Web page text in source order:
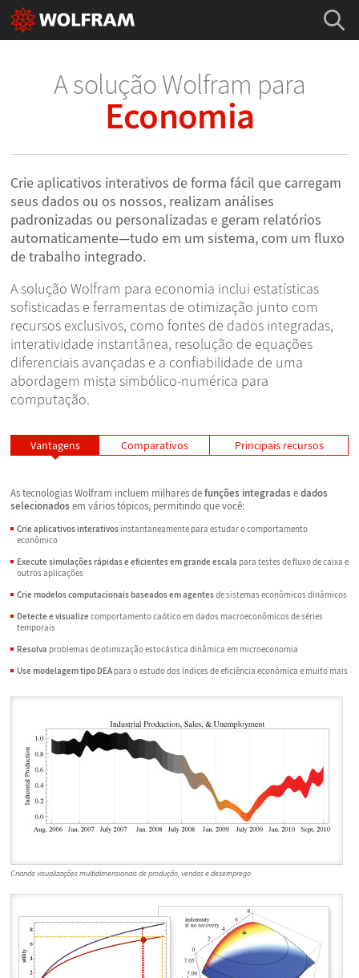
A solução Wolfram para
Economia
Crie aplicativos interativos de forma fácil que carregam
seus dados ou os nossos, realizam análises
padronizadas ou personalizadas e geram relatórios
automaticamente—tudo em um sistema, com um fluxo
de trabalho integrado.
A solução Wolfram para economia inclui estatísticas
sofisticadas e ferramentas de otimização junto com
recursos exclusivos, como fontes de dados integradas,
interatividade instantânea, resolução de equações
diferenciais avançadas e a confiabilidade de uma
abordagem mista simbólico-numérica para
computação.
Vantagens Comparativos Principais recursos
As tecnologias Wolfram incluem milhares defunções integradas edados
selecionados em vários tópicos, permitindo que você:
Crie aplicativos interativosinstantaneamente para estudar o comportamento
econômico
Execute simulações rápidas e eficientes em grande escala para testes de fluxo de caixa e
outros aplicações
Crie modelos computacionais baseados em agentesde sistemas econômicos dinâmicos
Detecte e visualize comportamento caótico em dados macroeconômicos de séries
temporais
Resolva problemas de otimização estocástica dinâmica em microeconomia
Use modelagem tipo DEApara o estudo dos índices de eficiência econômica e muito mais
Criando visualizações multidimensionais de produção, vendas e desemprego